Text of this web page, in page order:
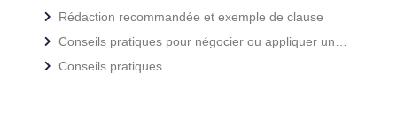
Rédaction recommandée et exemple de clause
Conseils pratiques